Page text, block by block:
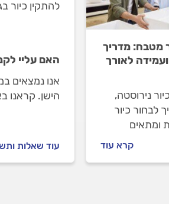
מטבח: מדריך
לאורך
נירוסטה,
לבחור כיור
ומתאים
קרא עוד
להתקין כיור
האם עליי
אנו נמצאים
הישן. קראנו
עוד שאלות